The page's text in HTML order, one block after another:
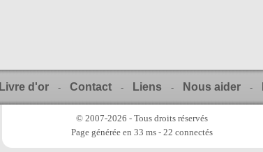
Livre d'or - Contact - Liens - Nous aider -
© 2007-2026 - Tous droits réservés
Page générée en 33 ms - 22 connectés